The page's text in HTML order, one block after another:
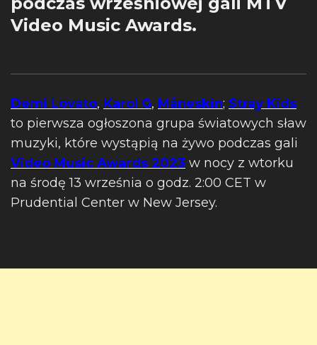
Video Music Awards.
Demi Lovato, Karol G, Måneskin; Stray Kids
to pierwsza ogłoszona grupa światowych sław
muzyki, które wystąpią na żywo podczas gali
Video Music Awards 2023 w nocy z wtorku
na środę 13 września o godz. 2:00 CET w
Prudential Center w New Jersey.